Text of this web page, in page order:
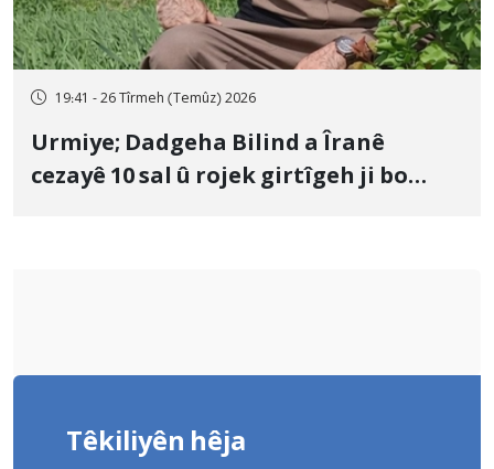
19:41 - 26 Tîrmeh (Temûz) 2026
Urmiye; Dadgeha Bilind a Îranê
cezayê 10 sal û rojek girtîgeh ji bo
Têkiliyên hêja